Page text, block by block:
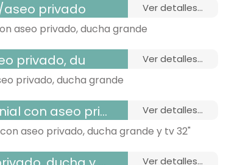
aseo privado ver detalles...
aseo privado, ducha grande
camas
privado, du ver detalles...
privado, ducha grande
camas
aseo privado, duc ver detalles...
aseo privado, ducha grande y tv 32"
ver detalles...